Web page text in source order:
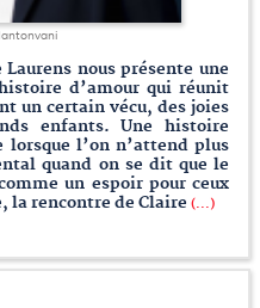
nous présente une
d’amour qui réunit
un certain vécu, des joies
enfants. Une histoire
lorsque l’on n’attend plus
quand on se dit que le
un espoir pour ceux
la rencontre de Claire (...)